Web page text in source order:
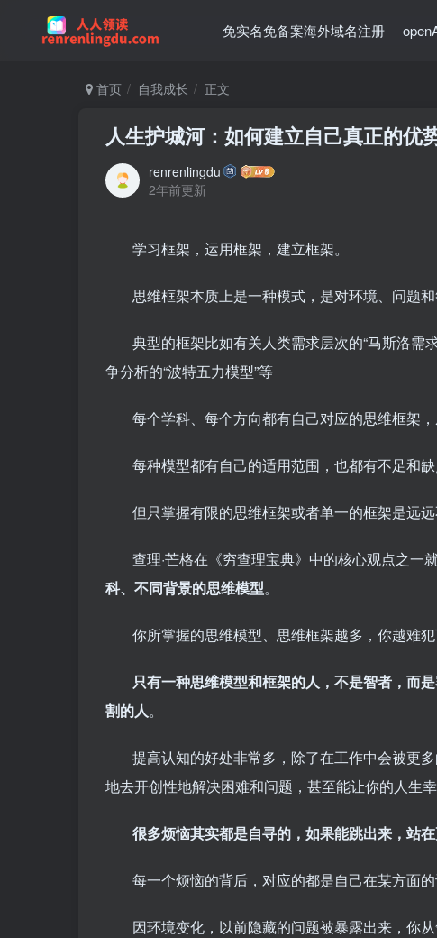
免实名免备案海外域名注册
首页 自我成长 正文
人生护城河：如何建立自己真正的优
renrenlingdu
2年前更新
学习框架，运用框架，建立框架。
思维框架本质上是一种模式，是对环境、问题和
典型的框架比如有关人类需求层次的“马斯洛需
争分析的“波特五力模型”等
每个学科、每个方向都有自己对应的思维框架
每种模型都有自己的适用范围，也都有不足和
但只掌握有限的思维框架或者单一的框架是远远
查理·芒格在《穷查理宝典》中的核心观点之一
科、不同背景的思维模型。
你所掌握的思维模型、思维框架越多，你越难犯
只有一种思维模型和框架的人，不是智者，而
割的人。
提高认知的好处非常多，除了在工作中会被更
地去开创性地解决困难和问题，甚至能让你的人生幸
很多烦恼其实都是自寻的，如果能跳出来，站
每一个烦恼的背后，对应的都是自己在某方面的
因环境变化，以前隐藏的问题被暴露出来，你